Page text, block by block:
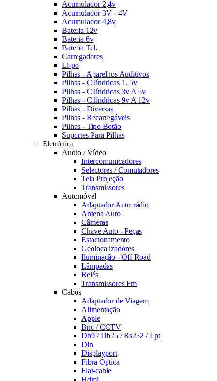
Acumulador 2,4v
Acumulador 3V - 4V
Acumulador 4,8v
Bateria 12v
Bateria 6v
Bateria Tel.
Carregadores
Li-po
Pilhas - Aparelhos Auditivos
Pilhas - Cilíndricas 1. 5v
Pilhas - Cilíndricas 3v A 6v
Pilhas - Cilíndricas 9v A 12v
Pilhas - Diversas
Pilhas - Recarregáveis
Pilhas - Tipo Botão
Suportes Para Pilhas
Eletrónica
Audio / Vídeo
Intercomunicadores
Selectores / Comutadores
Tela Projeção
Transmissores
Automóvel
Adaptador Auto-rádio
Antena Auto
Câmeras
Chave Auto - Peças
Estacionamento
Geolocalizadores
Iluminação - Off Road
Lâmpadas
Relés
Transmissores Fm
Cabos
Adaptador de Viagem
Alimentação
Apple
Bnc / CCTV
Db9 / Db25 / Rs232 / Lpt
Din
Displayport
Fibra Óptica
Flat-cable
Hdmi